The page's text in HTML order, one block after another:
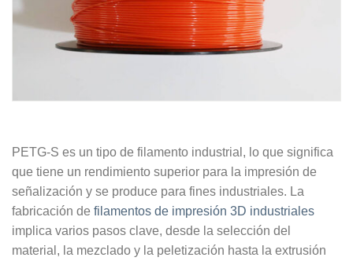
PETG-S es un tipo de filamento industrial, lo que significa
que tiene un rendimiento superior para la impresión de
señalización y se produce para fines industriales. La
fabricación de filamentos de impresión 3D industriales
implica varios pasos clave, desde la selección del
material, la mezclado y la peletización hasta la extrusión